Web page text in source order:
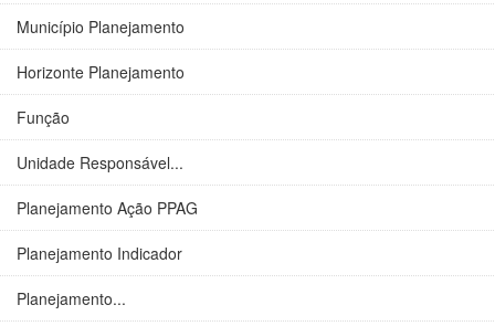
Município Planejamento
Horizonte Planejamento
Função
Unidade Responsável...
Planejamento Ação PPAG
Planejamento Indicador
Planejamento...